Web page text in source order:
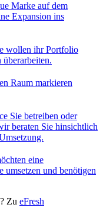
Marke auf dem
Expansion ins
wollen ihr Portfolio
überarbeiten.
Raum markieren
Sie betreiben oder
beraten Sie hinsichtlich
eine
umsetzen und benötigen
Zu eFresh